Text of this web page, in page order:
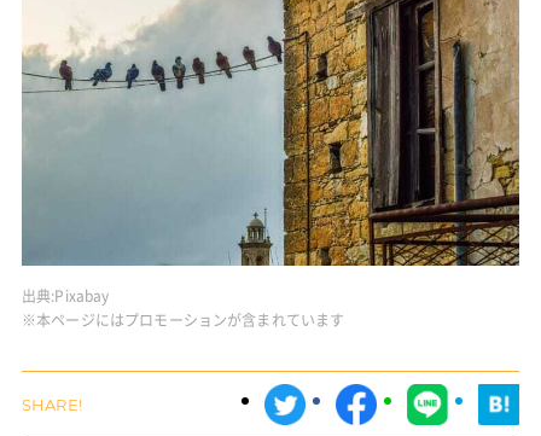
出典:Pixabay
※本ページにはプロモーションが含まれています